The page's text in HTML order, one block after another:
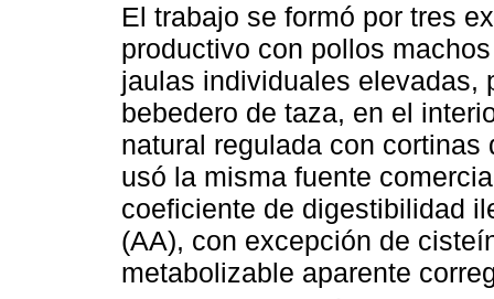
El trabajo se formó por tres
productivo con pollos
jaulas individuales elevadas,
bebedero de taza, en el
natural regulada con
usó la misma fuente
coeficiente de digestibilidad
(AA), con excepción de
metabolizable aparente